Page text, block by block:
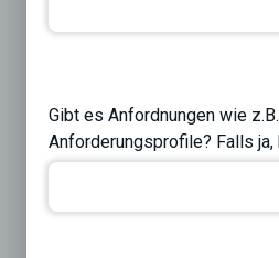
Gibt es Anfordnungen wie
Anforderungsprofile? Falls